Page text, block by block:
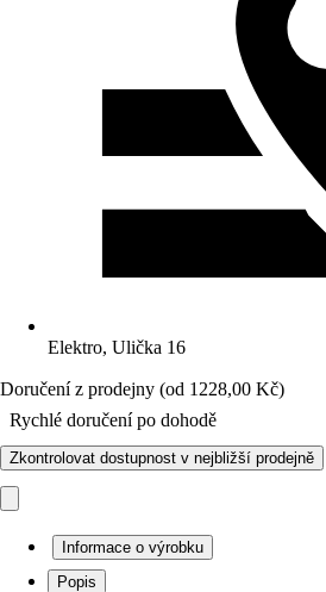
Elektro, Ulička 16
Doručení z prodejny (od 1228,00 Kč)
Rychlé doručení po dohodě
Zkontrolovat dostupnost v nejbližší prodejně
Informace o výrobku
Popis